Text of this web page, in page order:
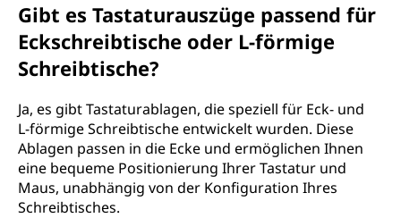
Gibt es Tastaturauszüge passend für
Eckschreibtische oder L-förmige
Schreibtische?
Ja, es gibt Tastaturablagen, die speziell für Eck- und
L-förmige Schreibtische entwickelt wurden. Diese
Ablagen passen in die Ecke und ermöglichen Ihnen
eine bequeme Positionierung Ihrer Tastatur und
Maus, unabhängig von der Konfiguration Ihres
Schreibtisches.